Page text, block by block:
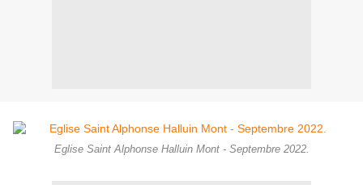
Eglise Saint Alphonse Halluin Mont - Septembre 2022.